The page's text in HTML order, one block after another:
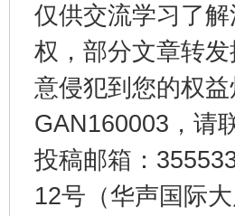
仅供交流学习了
权，部分文章转
意侵犯到您的权
GAN160003，请
投稿邮箱：
12号（华声国际
东山县通报“牛蛙产品抗生素超标